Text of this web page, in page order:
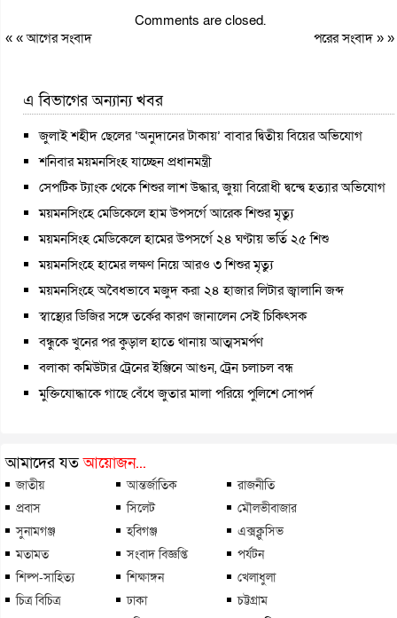
Comments are closed.
« «আগের সংবাদ পরের সংবাদ» »
এ বিভাগের অন্যান্য খবর
জুলাই শহীদ ছেলের ‘অনুদানের টাকায়’ বাবার দ্বিতীয় বিয়ের অভিযোগ
শনিবার ময়মনসিংহ যাচ্ছেন প্রধানমন্ত্রী
সেপটিক ট্যাংক থেকে শিশুর লাশ উদ্ধার, জুয়া বিরোধী দ্বন্দ্বে হত্যার অভিযোগ
ময়মনসিংহে মেডিকেলে হাম উপসর্গে আরেক শিশুর মৃত্যু
ময়মনসিংহ মেডিকেলে হামের উপসর্গে ২৪ ঘণ্টায় ভর্তি ২৫ শিশু
ময়মনসিংহে হামের লক্ষণ নিয়ে আরও ৩ শিশুর মৃত্যু
ময়মনসিংহে অবৈধভাবে মজুদ করা ২৪ হাজার লিটার জ্বালানি জব্দ
স্বাস্থ্যের ডিজির সঙ্গে তর্কের কারণ জানালেন সেই চিকিৎসক
বন্ধুকে খুনের পর কুড়াল হাতে থানায় আত্মসমর্পণ
বলাকা কমিউটার ট্রেনের ইঞ্জিনে আগুন, ট্রেন চলাচল বন্ধ
মুক্তিযোদ্ধাকে গাছে বেঁধে জুতার মালা পরিয়ে পুলিশে সোপর্দ
আমাদের যতআয়োজন...
জাতীয় আন্তর্জাতিক
রাজনীতি
প্রবাস
সিলেট
মৌলভীবাজার
সুনামগঞ্জ
হবিগঞ্জ
এক্সক্লুসিভ
মতামত
সংবাদ বিজ্ঞপ্তি
পর্যটন
শিল্প-সাহিত্য
শিক্ষাঙ্গন
খেলাধুলা
চিত্র বিচিত্র
ঢাকা
চট্টগ্রাম